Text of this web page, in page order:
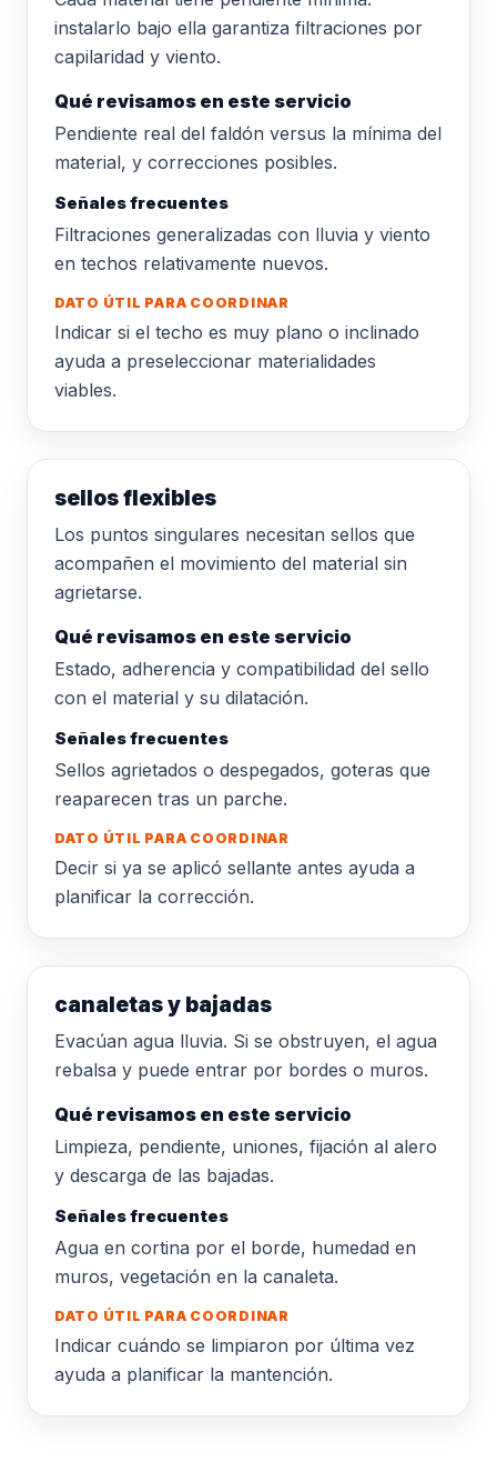
instalarlo bajo ella garantiza filtraciones por
capilaridad y viento.
Qué revisamos en este servicio
Pendiente real del faldón versus la mínima del
material, y correcciones posibles.
Señales frecuentes
Filtraciones generalizadas con lluvia y viento
en techos relativamente nuevos.
DATO ÚTIL PARA COORDINAR
Indicar si el techo es muy plano o inclinado
ayuda a preseleccionar materialidades
viables.
sellos flexibles
Los puntos singulares necesitan sellos que
acompañen el movimiento del material sin
agrietarse.
Qué revisamos en este servicio
Estado, adherencia y compatibilidad del sello
con el material y su dilatación.
Señales frecuentes
Sellos agrietados o despegados, goteras que
reaparecen tras un parche.
DATO ÚTIL PARA COORDINAR
Decir si ya se aplicó sellante antes ayuda a
planificar la corrección.
canaletas y bajadas
Evacúan agua lluvia. Si se obstruyen, el agua
rebalsa y puede entrar por bordes o muros.
Qué revisamos en este servicio
Limpieza, pendiente, uniones, fijación al alero
y descarga de las bajadas.
Señales frecuentes
Agua en cortina por el borde, humedad en
muros, vegetación en la canaleta.
DATO ÚTIL PARA COORDINAR
Indicar cuándo se limpiaron por última vez
ayuda a planificar la mantención.